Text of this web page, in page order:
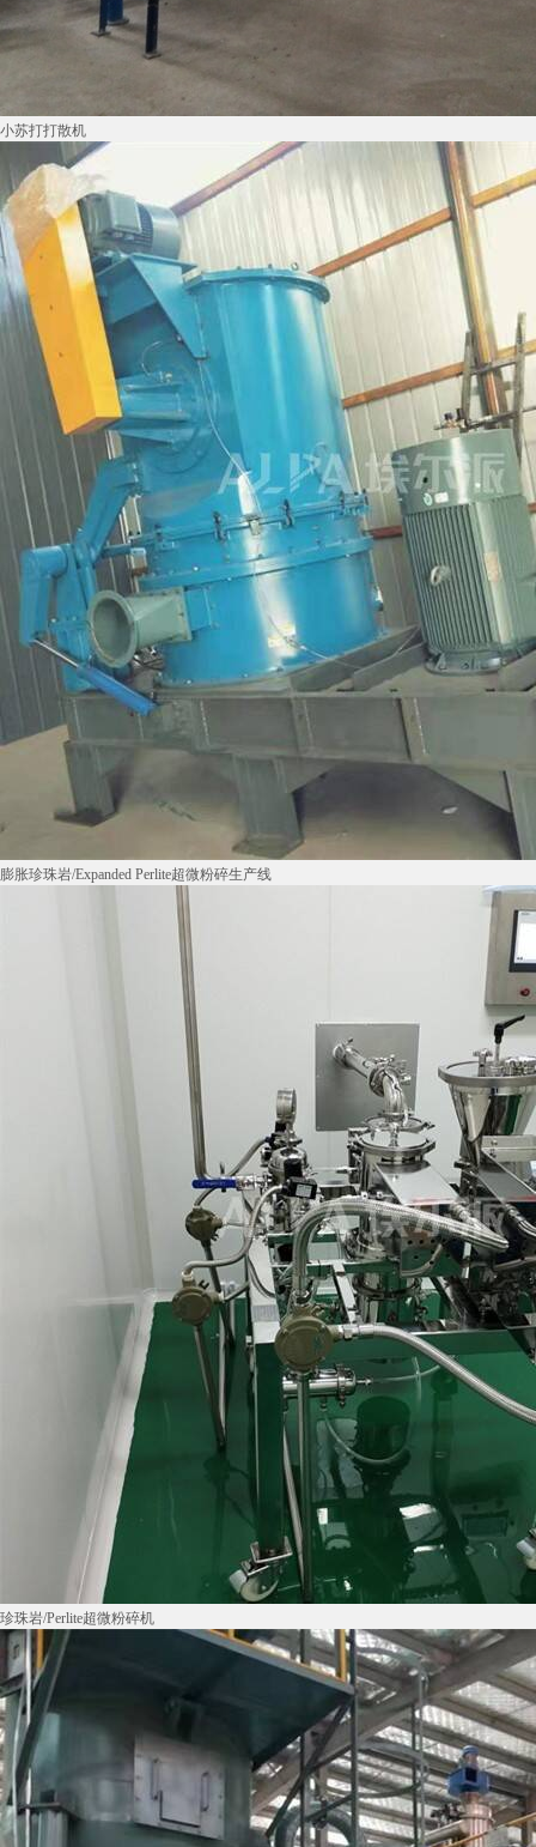
小苏打打散机
膨胀珍珠岩/Expanded Perlite超微粉碎生产线
珍珠岩/Perlite超微粉碎机